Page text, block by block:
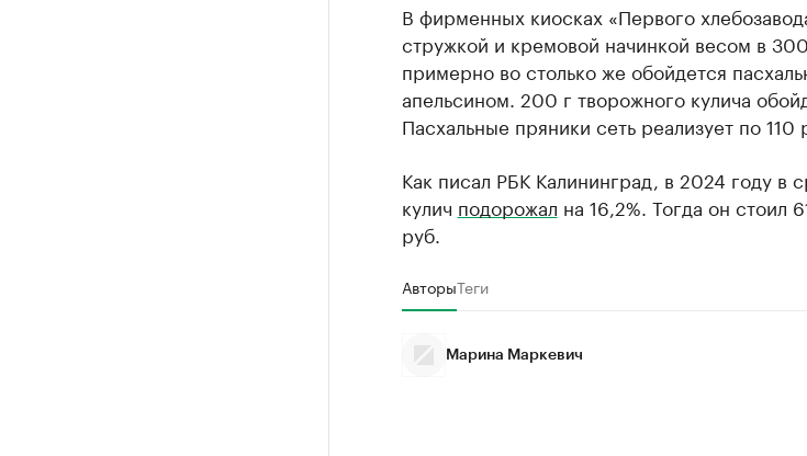
В фирменных киосках «Первого
стружкой и кремовой начинкой весом в
примерно во столько же обойдется
апельсином. 200 г творожного кулича
Пасхальные пряники сеть реализует по 110
Как писал РБК Калининград, в 2024 году в
кулич подорожал на 16,2%. Тогда он стоил
руб.
АвторыТеги
Марина Маркевич